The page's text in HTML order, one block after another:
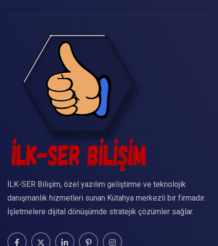
İLK-SER Bilişim, özel yazılım geliştirme ve teknolojik
danışmanlık hizmetleri sunan Kütahya merkezli bir firmadır.
İşletmelere dijital dönüşümde stratejik çözümler sağlar.